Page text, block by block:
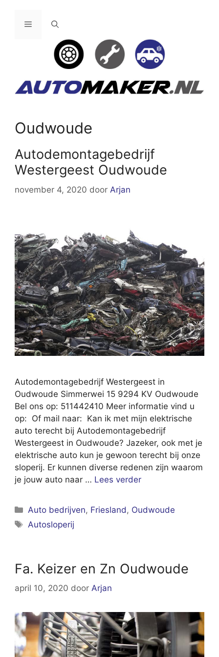
Menu
Oudwoude
Autodemontagebedrijf
Westergeest Oudwoude
november 4, 2020 door Arjan
Autodemontagebedrijf Westergeest in
Oudwoude Simmerwei 15 9294 KV Oudwoude
Bel ons op: 511442410 Meer informatie vind u
op: Of mail naar: Kan ik met mijn elektrische
auto terecht bij Autodemontagebedrijf
Westergeest in Oudwoude? Jazeker, ook met je
elektrische auto kun je gewoon terecht bij onze
sloperij. Er kunnen diverse redenen zijn waarom
je jouw auto naar … Lees verder
Categorieën
Auto bedrijven, Friesland , Oudwoude
Tags
Autosloperij
Fa. Keizer en Zn Oudwoude
april 10, 2020 door Arjan